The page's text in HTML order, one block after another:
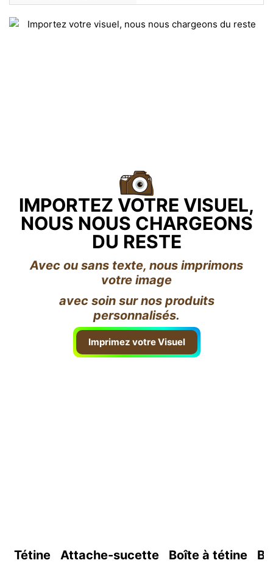
IMPORTEZ VOTRE VISUEL,
NOUS NOUS CHARGEONS
DU RESTE
Avec ou sans texte, nous imprimons
votre image
avec soin sur nos produits
personnalisés.
Imprimez votre Visuel
Tétine Attache-sucette Boîte à tétine